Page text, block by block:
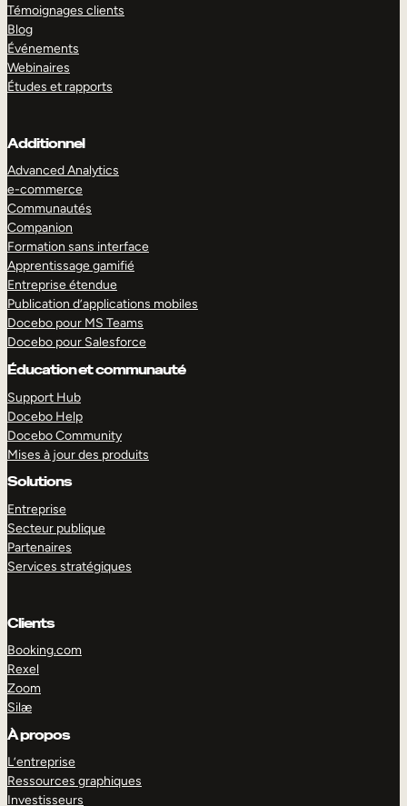
Témoignages clients
Blog
Événements
Webinaires
Études et rapports
Additionnel
Advanced Analytics
e-commerce
Communautés
Companion
Formation sans interface
Apprentissage gamifié
Entreprise étendue
Publication d’applications mobiles
Docebo pour MS Teams
Docebo pour Salesforce
Éducation et communauté
Support Hub
Docebo Help
Docebo Community
Mises à jour des produits
Solutions
Entreprise
Secteur publique
Partenaires
Services stratégiques
Clients
Booking.com
Rexel
Zoom
Silæ
À propos
L’entreprise
Ressources graphiques
Investisseurs